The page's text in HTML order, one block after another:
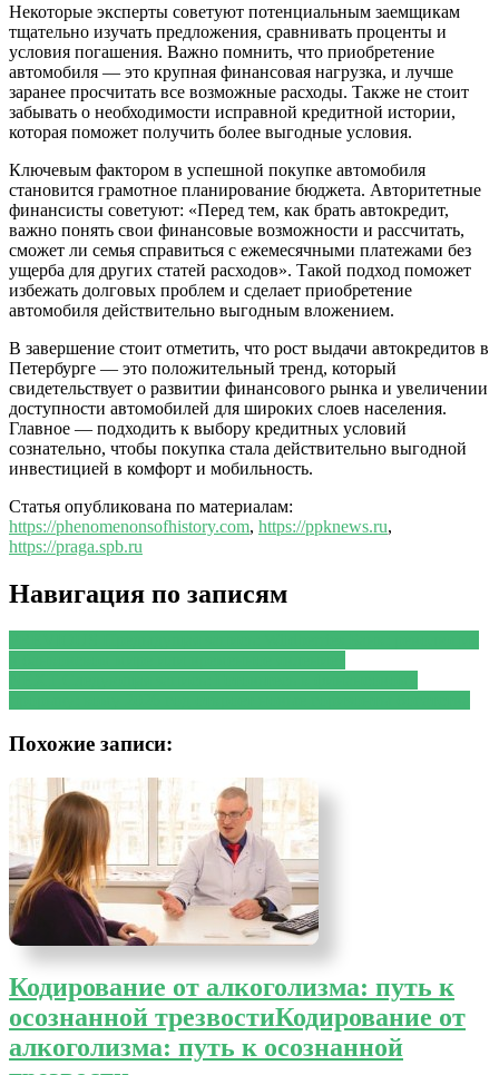
Некоторые эксперты советуют потенциальным заемщикам
тщательно изучать предложения, сравнивать проценты и
условия погашения. Важно помнить, что приобретение
автомобиля — это крупная финансовая нагрузка, и лучше
заранее просчитать все возможные расходы. Также не стоит
забывать о необходимости исправной кредитной истории,
которая поможет получить более выгодные условия.
Ключевым фактором в успешной покупке автомобиля
становится грамотное планирование бюджета. Авторитетные
финансисты советуют: «Перед тем, как брать автокредит,
важно понять свои финансовые возможности и рассчитать,
сможет ли семья справиться с ежемесячными платежами без
ущерба для других статей расходов». Такой подход поможет
избежать долговых проблем и сделает приобретение
автомобиля действительно выгодным вложением.
В завершение стоит отметить, что рост выдачи автокредитов в
Петербурге — это положительный тренд, который
свидетельствует о развитии финансового рынка и увеличении
доступности автомобилей для широких слоев населения.
Главное — подходить к выбору кредитных условий
сознательно, чтобы покупка стала действительно выгодной
инвестицией в комфорт и мобильность.
Статья опубликована по материалам:
https://phenomenonsofhistory.com, https://ppknews.ru,
https://praga.spb.ru
Навигация по записям
Похожие записи:
Кодирование от алкоголизма: путь к
осознанной трезвостиКодирование от
алкоголизма: путь к осознанной